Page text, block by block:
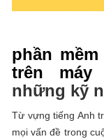
phần
trên máy
những kỹ
Từ vựng tiếng Anh
mọi vấn đề trong